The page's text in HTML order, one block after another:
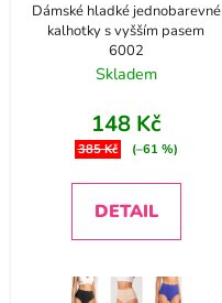
Dámské hladké jednobarevné
kalhotky s vyšším pasem
6002
Skladem
148 Kč
385 Kč (–61 %)
DETAIL